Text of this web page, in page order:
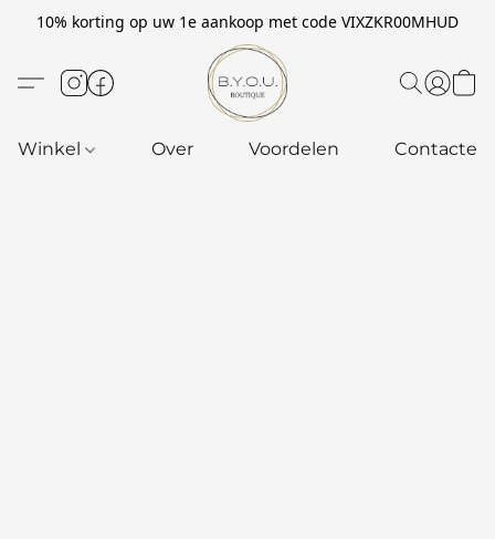
10% korting op uw 1e aankoop met code VIXZKR00MHUD
Winkel Over Voordelen